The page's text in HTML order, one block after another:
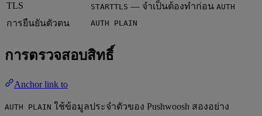
TLS
STARTTLS — จำเป็นต้องทำก่อน AUTH
การยืนยันตัวตน AUTH PLAIN
การตรวจสอบสิทธิ์
Anchor link to
AUTH PLAIN ใช้ข้อมูลประจำตัวของ Pushwoosh สองอย่าง